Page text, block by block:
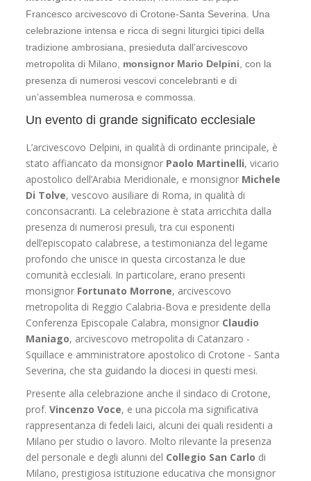
Francesco arcivescovo di Crotone-Santa Severina. Una
celebrazione intensa e ricca di segni liturgici tipici della
tradizione ambrosiana, presieduta dall’arcivescovo
metropolita di Milano, monsignor Mario Delpini , con la
presenza di numerosi vescovi concelebranti e di
un’assemblea numerosa e commossa.
Un evento di grande significato ecclesiale
L’arcivescovo Delpini, in qualità di ordinante principale, è
stato affiancato da monsignor Paolo Martinelli, vicario
apostolico dell’Arabia Meridionale, e monsignor Michele
Di Tolve, vescovo ausiliare di Roma, in qualità di
conconsacranti. La celebrazione è stata arricchita dalla
presenza di numerosi presuli, tra cui esponenti
dell’episcopato calabrese, a testimonianza del legame
profondo che unisce in questa circostanza le due
comunità ecclesiali. In particolare, erano presenti
monsignor Fortunato Morrone, arcivescovo
metropolita di Reggio Calabria-Bova e presidente della
Conferenza Episcopale Calabra, monsignor Claudio
Maniago, arcivescovo metropolita di Catanzaro -
Squillace e amministratore apostolico di Crotone - Santa
Severina, che sta guidando la diocesi in questi mesi.
Presente alla celebrazione anche il sindaco di Crotone,
prof.Vincenzo Voce, e una piccola ma significativa
rappresentanza di fedeli laici, alcuni dei quali residenti a
Milano per studio o lavoro. Molto rilevante la presenza
del personale e degli alunni del Collegio San Carlo di
Milano, prestigiosa istituzione educativa che monsignor